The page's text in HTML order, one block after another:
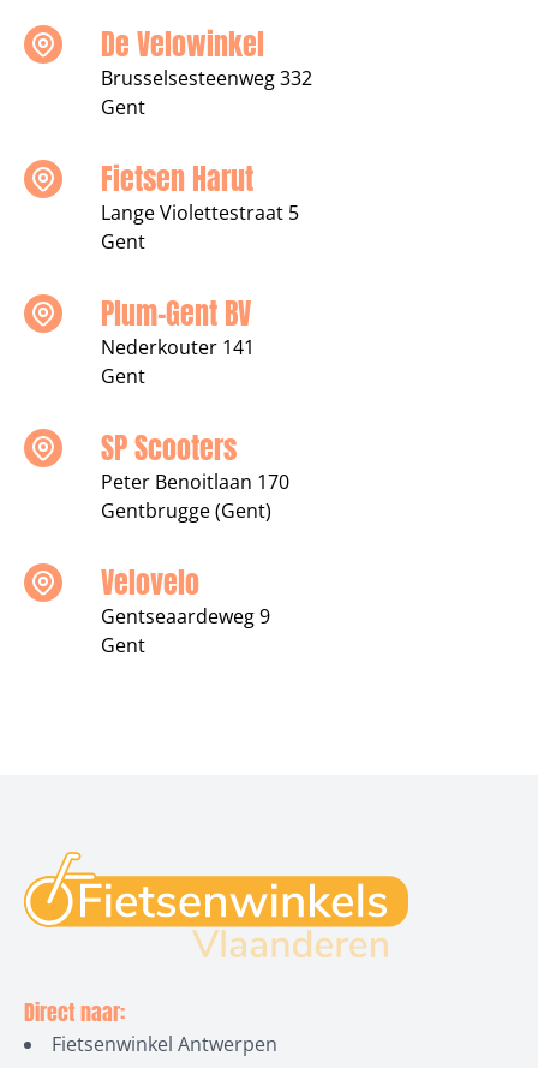
De Velowinkel
Brusselsesteenweg 332
Gent
Fietsen Harut
Lange Violettestraat 5
Gent
Plum-Gent BV
Nederkouter 141
Gent
SP Scooters
Peter Benoitlaan 170
Gentbrugge (Gent)
Velovelo
Gentseaardeweg 9
Gent
Direct naar:
Fietsenwinkel Antwerpen